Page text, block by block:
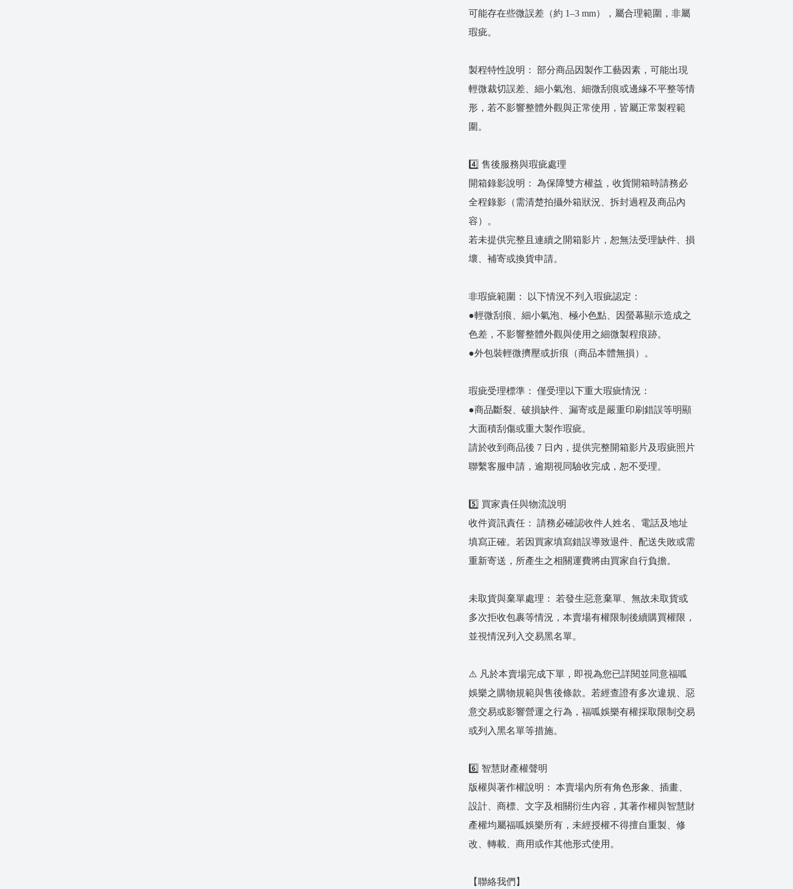
可能存在些微誤差（約 1–3 mm），屬合理範圍，非屬
瑕疵。
製程特性說明： 部分商品因製作工藝因素，可能出現
輕微裁切誤差、細小氣泡、細微刮痕或邊緣不平整等情
形，若不影響整體外觀與正常使用，皆屬正常製程範
圍。
4️⃣ 售後服務與瑕疵處理
開箱錄影說明： 為保障雙方權益，收貨開箱時請務必
全程錄影（需清楚拍攝外箱狀況、拆封過程及商品內
容）。
若未提供完整且連續之開箱影片，恕無法受理缺件、損
壞、補寄或換貨申請。
非瑕疵範圍： 以下情況不列入瑕疵認定：
●輕微刮痕、細小氣泡、極小色點、因螢幕顯示造成之
色差，不影響整體外觀與使用之細微製程痕跡。
●外包裝輕微擠壓或折痕（商品本體無損）。
瑕疵受理標準： 僅受理以下重大瑕疵情況：
●商品斷裂、破損缺件、漏寄或是嚴重印刷錯誤等明顯
大面積刮傷或重大製作瑕疵。
請於收到商品後 7 日內，提供完整開箱影片及瑕疵照片
聯繫客服申請，逾期視同驗收完成，恕不受理。
5️⃣ 買家責任與物流說明
收件資訊責任： 請務必確認收件人姓名、電話及地址
填寫正確。若因買家填寫錯誤導致退件、配送失敗或需
重新寄送，所產生之相關運費將由買家自行負擔。
未取貨與棄單處理： 若發生惡意棄單、無故未取貨或
多次拒收包裹等情況，本賣場有權限制後續購買權限，
並視情況列入交易黑名單。
⚠️ 凡於本賣場完成下單，即視為您已詳閱並同意福呱
娛樂之購物規範與售後條款。若經查證有多次違規、惡
意交易或影響營運之行為，福呱娛樂有權採取限制交易
或列入黑名單等措施。
6️⃣ 智慧財產權聲明
版權與著作權說明： 本賣場內所有角色形象、插畫、
設計、商標、文字及相關衍生內容，其著作權與智慧財
產權均屬福呱娛樂所有，未經授權不得擅自重製、修
改、轉載、商用或作其他形式使用。
【聯絡我們】